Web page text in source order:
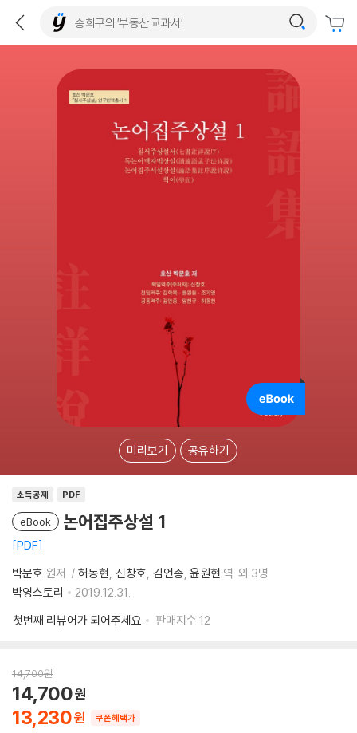
미리보기 공유하기
소득공제 PDF
eBook 논어집주상설 1
PDF
박문호 원저 허동현 신창호 김언종 윤원현 역 외 3명
박영스토리
2019.12.31.
첫번째 리뷰어가 되어주세요
판매지수 12
14,700원
13,230
14,700
쿠폰혜택가